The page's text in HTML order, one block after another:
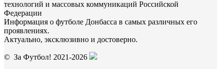
технологий и массовых коммуникаций Российской
Федерации
Информация о футболе Донбасса в самых различных его
проявлениях.
Актуально, эксклюзивно и достоверно.
© За Футбол! 2021-2026